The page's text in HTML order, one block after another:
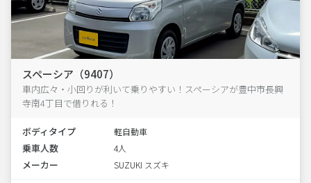
スペーシア（9407）
車内広々・小回りが利いて乗りやすい！スペーシアが豊中市長興
寺南4丁目で借りれる！
ボディタイプ 軽自動車
乗車人数 4人
メーカー SUZUKI スズキ